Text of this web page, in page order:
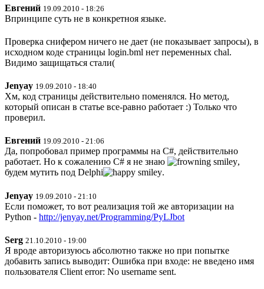
Евгений 19.09.2010 - 18:26
Впринципе суть не в конкретноя языке.
Проверка снифером ничего не дает (не показывает запросы), в
исходном коде страницы login.bml нет переменных chal.
Видимо защищаться стали(
Jenyay 19.09.2010 - 18:40
Хм, код страницы действительно поменялся. Но метод,
который описан в статье все-равно работает :) Только что
проверил.
Евгений 19.09.2010 - 21:06
Да, попробовал пример программы на C#, действительно
работает. Но к сожалению C# я не знаю
,
будем мутить под Delphi
.
Jenyay 19.09.2010 - 21:10
Если поможет, то вот реализация той же авторизации на
Python - http://jenyay.net/Programming/PyLJbot
Serg 21.10.2010 - 19:00
Я вроде авторизуюсь абсолютно также но при попытке
добавить запись выводит: Ошибка при входе: не введено имя
пользователя Client error: No username sent.